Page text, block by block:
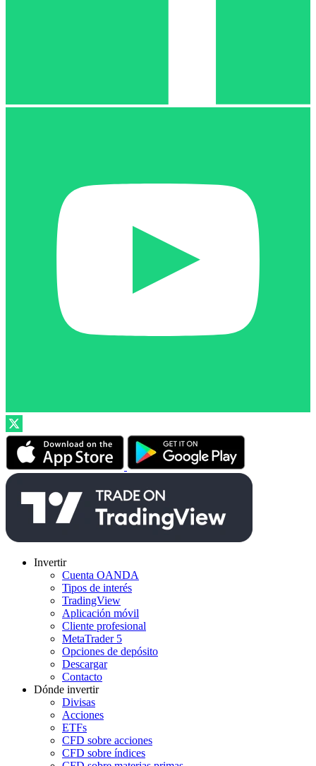
Invertir
Cuenta OANDA
Tipos de interés
TradingView
Aplicación móvil
Cliente profesional
MetaTrader 5
Opciones de depósito
Descargar
Contacto
Dónde invertir
Divisas
Acciones
ETFs
CFD sobre acciones
CFD sobre índices